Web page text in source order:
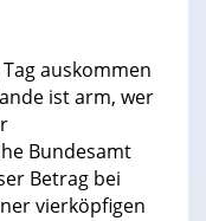
auskommen
ist arm, wer
Bundesamt
Betrag bei
vierköpfigen